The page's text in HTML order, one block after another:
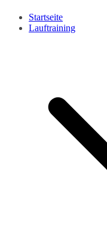
Startseite
Lauftraining